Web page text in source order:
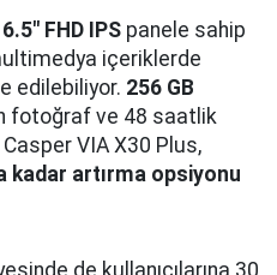
6.5" FHD IPS panele sahip
içeriklerde
edilebiliyor. 256 GB
fotoğraf ve 48 saatlik
VIA X30 Plus,
kadar artırma opsiyonu